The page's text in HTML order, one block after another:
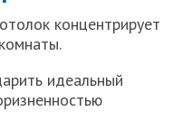
концентрирует
идеальный